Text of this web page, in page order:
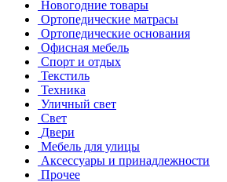
Новогодние товары
Ортопедические матрасы
Ортопедические основания
Офисная мебель
Спорт и отдых
Текстиль
Техника
Уличный свет
Свет
Двери
Мебель для улицы
Аксессуары и принадлежности
Прочее